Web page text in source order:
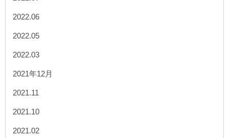
2022.06
2022.05
2022.03
2021年12月
2021.11
2021.10
2021.02